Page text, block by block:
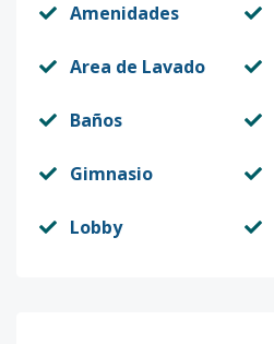
Amenidades
Area de Lavado
Baños
Gimnasio
Lobby